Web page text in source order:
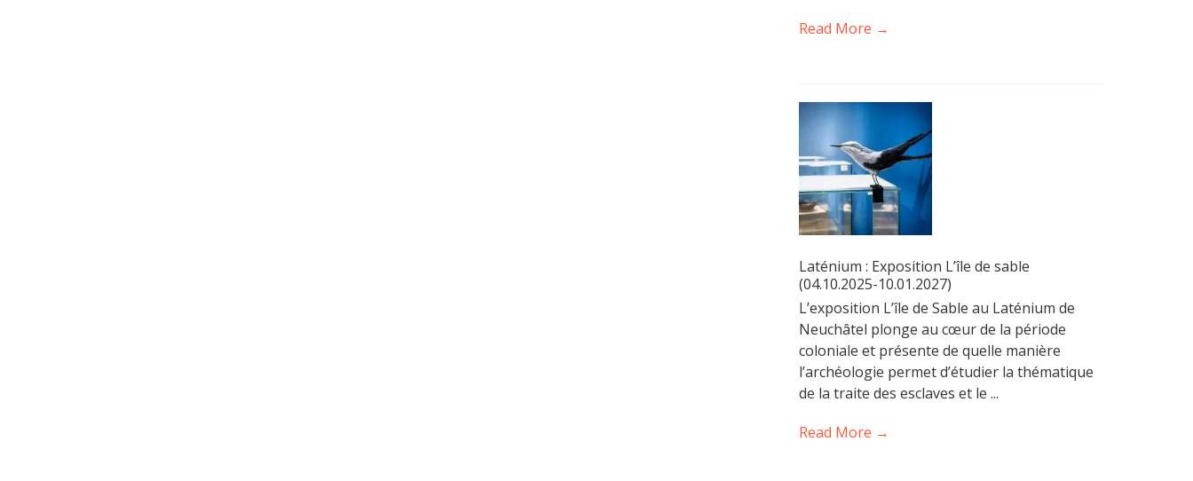
Read More →
Laténium : Exposition L’île de sable
(04.10.2025-10.01.2027)
L’exposition L’île de Sable au Laténium de
Neuchâtel plonge au cœur de la période
coloniale et présente de quelle manière
l’archéologie permet d’étudier la thématique
de la traite des esclaves et le ...
Read More →